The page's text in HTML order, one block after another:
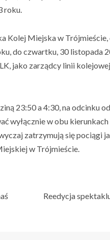
roku.
Kolej Miejska w
do czwartku, 30 listopada
jako zarządcy linii
23:50 a 4:30, na odcinku
wyłącznie w obu
zatrzymują się pociągi
w Trójmieście.
Reedycja